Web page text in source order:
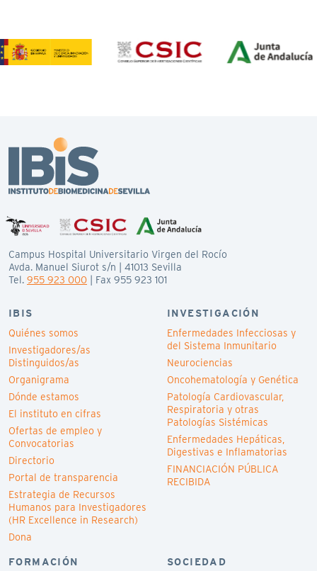
Campus Hospital Universitario Virgen del Rocío
Avda. Manuel Siurot s/n | 41013 Sevilla
Tel. 955 923 000 | Fax 955 923 101
IBIS
Quiénes somos
Investigadores/as
Distinguidos/as
Organigrama
Dónde estamos
El instituto en cifras
Ofertas de empleo y
Convocatorias
Directorio
Portal de transparencia
Estrategia de Recursos
Humanos para Investigadores
(HR Excellence in Research)
Dona
INVESTIGACIÓN
Enfermedades Infecciosas y
del Sistema Inmunitario
Neurociencias
Oncohematología y Genética
Patología Cardiovascular,
Respiratoria y otras
Patologías Sistémicas
Enfermedades Hepáticas,
Digestivas e Inflamatorias
FINANCIACIÓN PÚBLICA
RECIBIDA
FORMACIÓN
SOCIEDAD